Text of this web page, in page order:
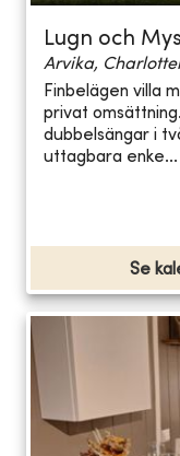
Lugn och
Arvika,
Finbelägen villa
privat
dubbelsängar i
uttagbara enke...
Se